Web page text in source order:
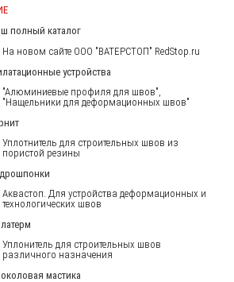
полный каталог
На новом сайте ООО "ВАТЕРСТОП" RedStop.ru
устройства
"Алюминиевые профиля для швов",
"Нащельники для деформационных швов"
Уплотнитель для строительных швов из
пористой резины
Аквастоп. Для устройства деформационных и
технологических швов
Уплонитель для строительных швов
различного назначения
мастика